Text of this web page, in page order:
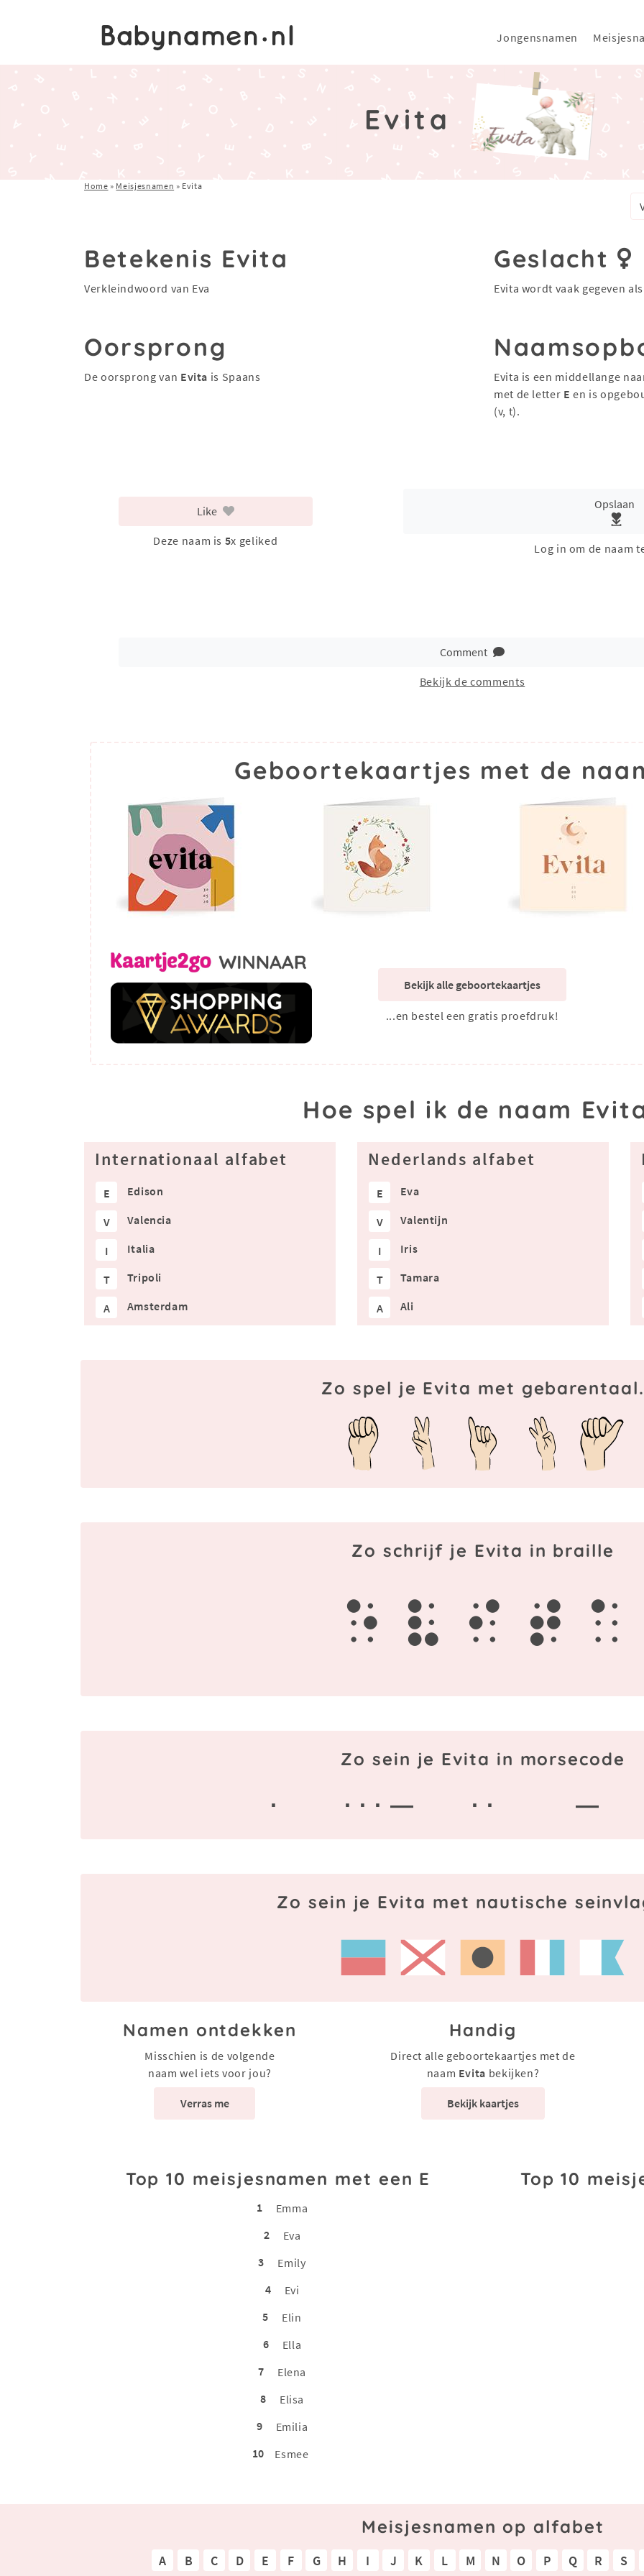
Jongensnamen
Evita
Home » Meisjesnamen » Evita
Betekenis Evita
Verkleindwoord van Eva
Geslacht
Evita wordt vaak gegeven als
Oorsprong
De oorsprong van Evita is Spaans Evita is een middellange
met de letter E en is
(v, t).
Like
Deze naam is 5x geliked
Opslaan
Log in om de naam
Comment
Bekijk de comments
Geboortekaartjes met de
Bekijk alle geboortekaartjes
...en bestel een gratis proefdruk!
Hoe spel ik de naam
Internationaal alfabet
E Edison
V Valencia
I Italia
T Tripoli
A Amsterdam
Nederlands alfabet
E Eva
V Valentijn
I Iris
T Tamara
A Ali
Zo spel je Evita met gebarentaal.
Zo schrijf je Evita in braille
e v i t a
Zo sein je Evita in morsecode
· · · · — · · —
Zo sein je Evita met nautische
Namen ontdekken
Misschien is de volgende
naam wel iets voor jou?
Verras me
Handig
Direct alle geboortekaartjes met de
naam Evita bekijken?
Bekijk kaartjes
Top 10 meisjesnamen met een E
1
Emma
2
Eva
3
Emily
4
Evi
5
Elin
6
Ella
7
Elena
8
Elisa
9
Emilia
10
Esmee
Top 10
Meisjesnamen op alfabet
A B C D E F G H I J K L M N O P Q R S